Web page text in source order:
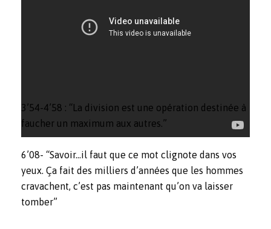
3’54-4’58 : “La division est une opération destinée à
faucher un maximum aux autres.”
6’08- “Savoir…il faut que ce mot clignote dans vos
yeux. Ça fait des milliers d’années que les hommes
cravachent, c’est pas maintenant qu’on va laisser
tomber”